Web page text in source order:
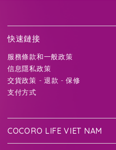
快速鏈接
服務條款和一般政策
信息隱私政策
交貨政策 - 退款 - 保修
支付方式
COCORO LIFE VIET NAM